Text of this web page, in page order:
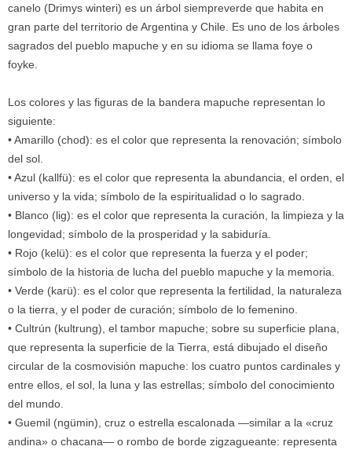
canelo (Drimys winteri) es un árbol siempreverde que habita en
gran parte del territorio de Argentina y Chile. Es uno de los árboles
sagrados del pueblo mapuche y en su idioma se llama foye o
foyke.
Los colores y las figuras de la bandera mapuche representan lo
siguiente:
• Amarillo (chod): es el color que representa la renovación; símbolo
del sol.
• Azul (kallfü): es el color que representa la abundancia, el orden, el
universo y la vida; símbolo de la espiritualidad o lo sagrado.
• Blanco (lig): es el color que representa la curación, la limpieza y la
longevidad; símbolo de la prosperidad y la sabiduría.
• Rojo (kelü): es el color que representa la fuerza y el poder;
símbolo de la historia de lucha del pueblo mapuche y la memoria.
• Verde (karü): es el color que representa la fertilidad, la naturaleza
o la tierra, y el poder de curación; símbolo de lo femenino.
• Cultrún (kultrung), el tambor mapuche; sobre su superficie plana,
que representa la superficie de la Tierra, está dibujado el diseño
circular de la cosmovisión mapuche: los cuatro puntos cardinales y
entre ellos, el sol, la luna y las estrellas; símbolo del conocimiento
del mundo.
• Guemil (ngümin), cruz o estrella escalonada —similar a la «cruz
andina» o chacana— o rombo de borde zigzagueante: representa